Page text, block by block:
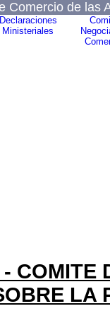
Comercio de las
Declaraciones
Ministeriales
COMITE
LA